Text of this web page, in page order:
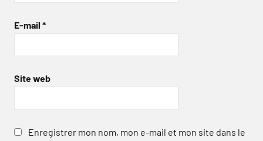
E-mail *
Site web
Enregistrer mon nom, mon e-mail et mon site dans le